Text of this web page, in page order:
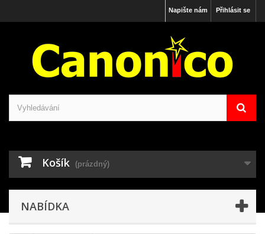
Přihlásit se
Napište nám
Košík (prázdný)
NABÍDKA